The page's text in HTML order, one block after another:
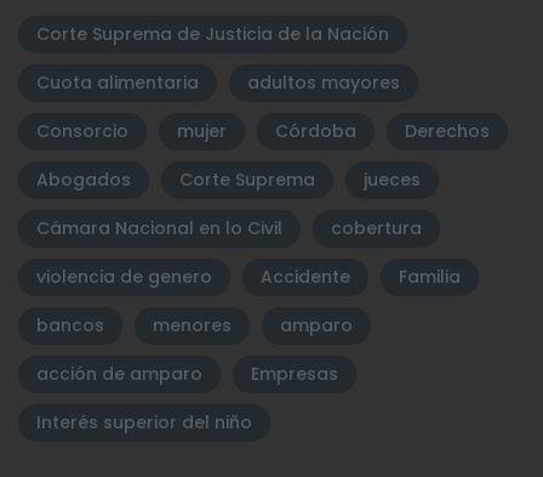
Corte Suprema de Justicia de la Nación
Cuota alimentaria
adultos mayores
Consorcio
mujer Córdoba
Derechos
Abogados
Corte Suprema
jueces
Cámara Nacional en lo Civil
cobertura
violencia de genero
Accidente
Familia
bancos
menores
amparo
acción de amparo
Empresas
Interés superior del niño